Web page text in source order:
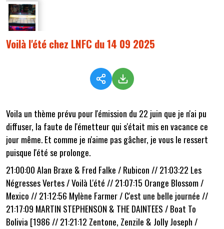
Voilà l'été chez LNFC du 14 09 2025
Voila un thème prévu pour l'émission du 22 juin que je n'ai pu
diffuser, la faute de l'émetteur qui s'était mis en vacance ce
jour même. Et comme je n'aime pas gâcher, je vous le ressert
puisque l'été se prolonge.
21:00:00 Alan Braxe & Fred Falke / Rubicon // 21:03:22 Les
Négresses Vertes / Voilà L'été // 21:07:15 Orange Blossom /
Mexico // 21:12:56 Mylène Farmer / C'est une belle journée //
21:17:09 MARTIN STEPHENSON & THE DAINTEES / Boat To
Bolivia [1986 // 21:21:12 Zentone, Zenzile & Jolly Joseph /